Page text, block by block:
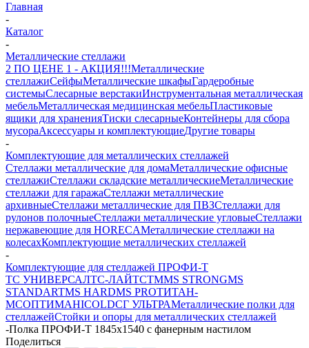
Главная
-
Каталог
-
Металлические стеллажи
2 ПО ЦЕНЕ 1 - АКЦИЯ!!!Металлические
стеллажиСейфыМеталлические шкафыГардеробные
системыСлесарные верстакиИнструментальная металлическая
мебельМеталлическая медицинская мебельПластиковые
ящики для храненияТиски слесарныеКонтейнеры для сбора
мусораАксессуары и комплектующиеДругие товары
-
Комплектующие для металлических стеллажей
Стеллажи металлические для домаМеталлические офисные
стеллажиСтеллажи складские металлическиеМеталлические
стеллажи для гаражаСтеллажи металлические
архивныеСтеллажи металлические для ПВЗСтеллажи для
рулонов полочныеСтеллажи металлические угловыеСтеллажи
нержавеющие для HORECAМеталлические стеллажи на
колесахКомплектующие металлических стеллажей
-
Комплектующие для стеллажей ПРОФИ-Т
ТС УНИВЕРСАЛТС-ЛАЙТСТМMS STRONGMS
STANDARTMS HARDMS PROТИТАН-
МСОПТИМАHICOLDСГ УЛЬТРАМеталлические полки для
стеллажейСтойки и опоры для металлических стеллажей
-Полка ПРОФИ-Т 1845x1540 с фанерным настилом
Поделиться